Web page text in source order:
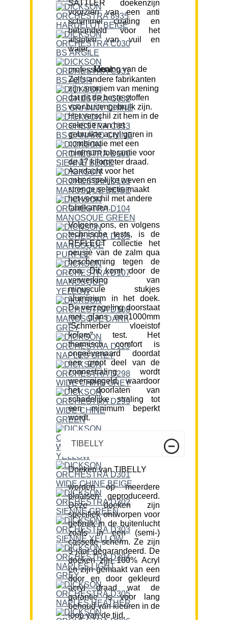
SATTLER doekenzijn
voorzien van een anti
schimmel coating en
behandeld voor het
afstoten van vuil en
water.
Mening van de professional:
Zelfs andere fabrikanten
zijn anoniem van mening
dat dit de beste stoffen
voor buitengebruik zijn.
Het verschil zit hem in de
selectie van het
gebruikte acryl garen in
combinatie met een
minimum tolerantie voor
de 17 kilometer draad.
Aandacht voor het
onberispelijke weven en
strenge selectie maakt
het verschil met andere
fabrikanten.
Volgens ons, en volgens
technische tests, is de
REFLECT collectie het
neusje van de zalm qua
bescherming tegen de
zon. Dit komt door de
verwerking van
minuscule stukjes
aluminium in het doek.
De verzegeling doorstaat
met glans een1000mm
“Schmerber vloeistof
kolom” test. Het
thermisch comfort is
ongeëvenaard doordat
een groot deel van de
zonnestraling wordt
weerspiegeld, waardoor
het doorlaten van
schadelijke straling tot
een minimum beperkt
wordt.
TIBELLY
Doeken van TIBELLY
worden op meerdere
plaatsen geproduceerd.
Deze doeken zijn
specifiek ontworpen voor
gebruik in de buitenlucht
zoals in een (semi-)
cassette scherm. Ze zijn
5 jaar gegarandeerd. De
doeken zijn 100% Acryl
en zijn gemaakt van een
door en door gekleurd
acryl draad wat de
garantie is voor lang
behoud van kleuren in de
loop van de tijd.